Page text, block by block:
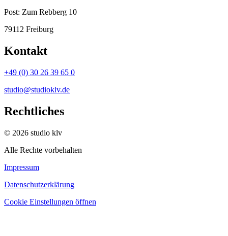
Post: Zum Rebberg 10
79112 Freiburg
Kontakt
+49 (0) 30 26 39 65 0
studio@studioklv.de
Rechtliches
© 2026 studio klv
Alle Rechte vorbehalten
Impressum
Datenschutzerklärung
Cookie Einstellungen öffnen